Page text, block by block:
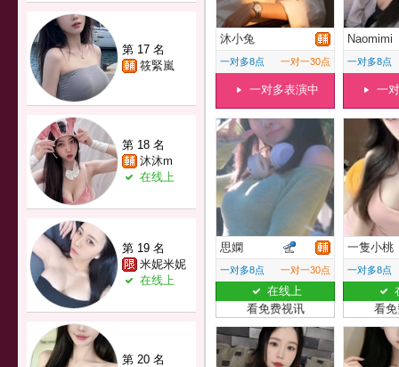
第 17 名
筱緊嵐
第 18 名
沐沐m
在线上
第 19 名
米妮米妮
在线上
第 20 名
沐小兔
一对多8点 一对一30点
一对多表演中
Naomimi
一对多8点
一
思嫻
一对多8点 一对一30点
在线上
看免费视讯
一隻小桃
一对多8点
看